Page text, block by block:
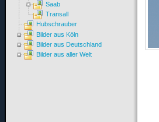
Saab
Transall
Hubschrauber
Bilder aus Köln
Bilder aus Deutschland
Bilder aus aller Welt